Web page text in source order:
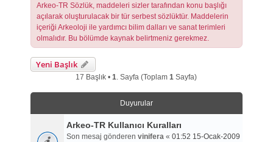
Arkeo-TR Sözlük, maddeleri sizler tarafından konu başlığı
açılarak oluşturulacak bir tür serbest sözlüktür. Maddelerin
içeriği Arkeoloji ile yardımcı bilim dalları ve sanat terimleri
olmalıdır. Bu bölümde kaynak belirtmeniz gerekmez.
Yeni Başlık
17 Başlık •1. Sayfa (Toplam1 Sayfa)
Duyurular
Arkeo-TR Kullanıcı Kuralları
Son mesaj gönderen vinifera« 01:52 15-Ocak-2009